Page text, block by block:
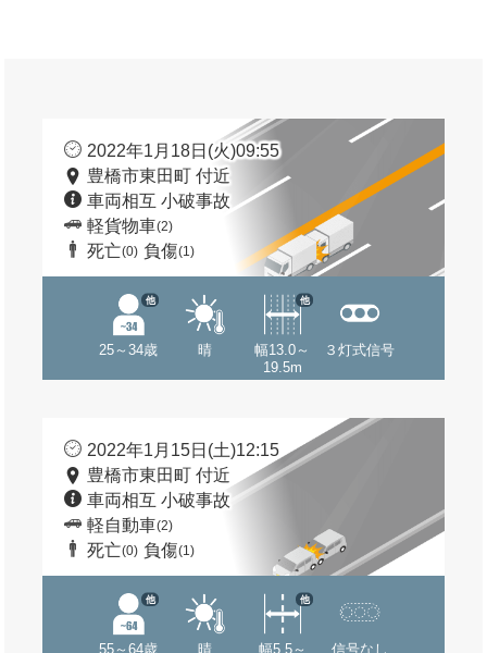
2022年1月18日(火)09:55
豊橋市東田町 付近
車両相互 小破事故
軽貨物車(2)
死亡(0) 負傷(1)
25～34歳
他
晴
幅13.0～
19.5m
他
３灯式信号
2022年1月15日(土)12:15
豊橋市東田町 付近
車両相互 小破事故
軽自動車(2)
死亡(0) 負傷(1)
55～64歳
他
晴
幅5.5～
他
信号なし